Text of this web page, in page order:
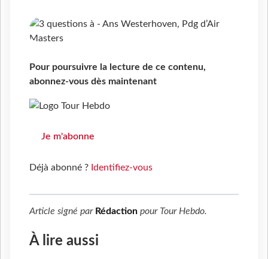
Pour poursuivre la lecture de ce contenu,
abonnez-vous dès maintenant
Je m'abonne
Déjà abonné ? Identifiez-vous
Article signé par Rédaction pour Tour Hebdo.
À lire aussi